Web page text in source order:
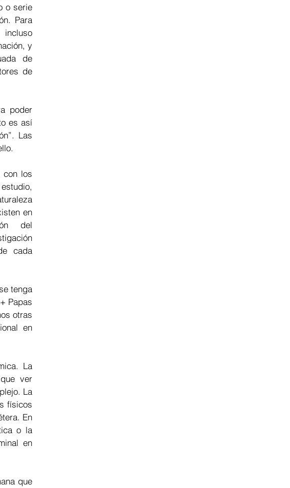
o serie
Para
incluso
y
de
de
poder
es así
Las
con los
en
del
cada
tenga
Papas
otras
en
La
ver
La
físicos
En
o la
en
que